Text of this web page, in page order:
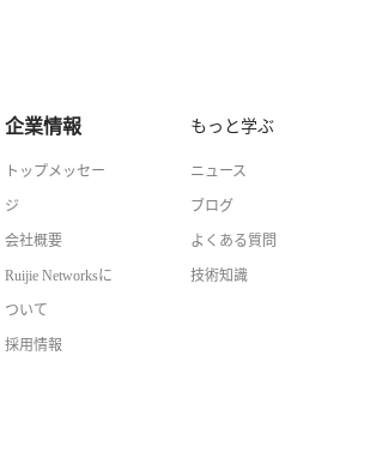
企業情報
トップメッセー
ジ
会社概要
Ruijie Networksに
ついて
採用情報
もっと学ぶ
ニュース
ブログ
よくある質問
技術知識